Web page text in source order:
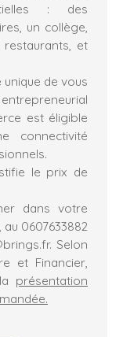
: des
un collège,
et
de vous
est éligible
connectivité
le prix de
dans votre
au 0607633882
Selon
et Financier,
présentation